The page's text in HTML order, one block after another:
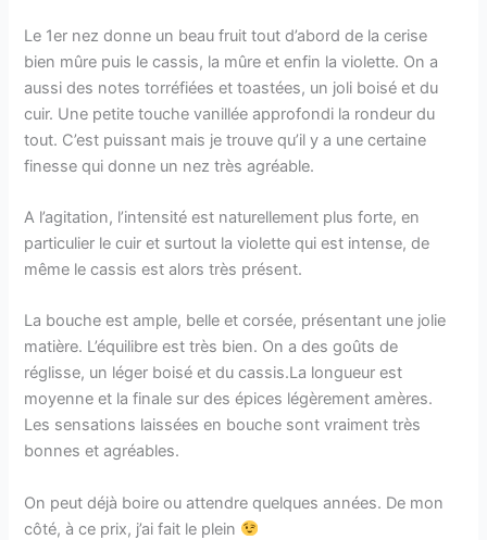
Le 1er nez donne un beau fruit tout d’abord de la cerise
bien mûre puis le cassis, la mûre et enfin la violette. On a
aussi des notes torréfiées et toastées, un joli boisé et du
cuir. Une petite touche vanillée approfondi la rondeur du
tout. C’est puissant mais je trouve qu’il y a une certaine
finesse qui donne un nez très agréable.
A l’agitation, l’intensité est naturellement plus forte, en
particulier le cuir et surtout la violette qui est intense, de
même le cassis est alors très présent.
La bouche est ample, belle et corsée, présentant une jolie
matière. L’équilibre est très bien. On a des goûts de
réglisse, un léger boisé et du cassis.La longueur est
moyenne et la finale sur des épices légèrement amères.
Les sensations laissées en bouche sont vraiment très
bonnes et agréables.
On peut déjà boire ou attendre quelques années. De mon
côté, à ce prix, j’ai fait le plein